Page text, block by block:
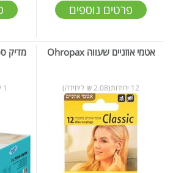
פרטים נוספים
אטמי אוזניים שעווה Ohropax
12 יחידות(2.08 ₪ ליחידה) 1 יחידות(549 ₪ ליחידה)